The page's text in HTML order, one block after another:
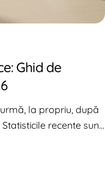
Ghid de
la propriu, după
recente sunt